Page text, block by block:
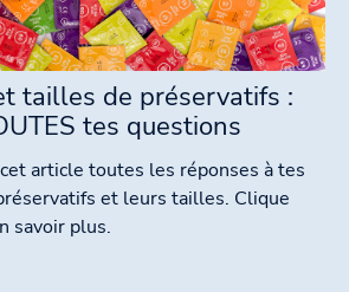
tailles de préservatifs :
tes questions
article toutes les réponses à tes
et leurs tailles. Clique
savoir plus.